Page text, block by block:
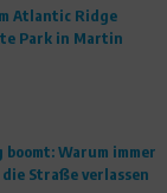
Atlantic Ridge
Park in Martin
Warum immer
Straße verlassen